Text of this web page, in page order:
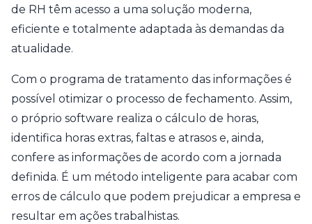
de RH têm acesso a uma solução moderna,
eficiente e totalmente adaptada às demandas da
atualidade.
Com o programa de tratamento das informações é
possível otimizar o processo de fechamento. Assim,
o próprio software realiza o cálculo de horas,
identifica horas extras, faltas e atrasos e, ainda,
confere as informações de acordo com a jornada
definida. É um método inteligente para acabar com
erros de cálculo que podem prejudicar a empresa e
resultar em ações trabalhistas.